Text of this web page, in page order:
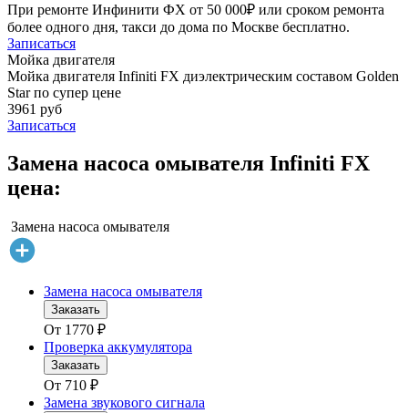
При ремонте Инфинити ФХ от 50 000₽ или сроком ремонта
более одного дня, такси до дома по Москве бесплатно.
Записаться
Мойка двигателя
Мойка двигателя Infiniti FX диэлектрическим составом Golden
Star по супер цене
3961 руб
Записаться
Замена насоса омывателя Infiniti FX
цена:
Замена насоса омывателя
Замена насоса омывателя
Заказать
От 1770 ₽
Проверка аккумулятора
Заказать
От 710 ₽
Замена звукового сигнала